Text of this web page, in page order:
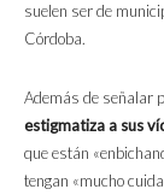
suelen ser de
Córdoba.
Además de señalar
estigmatiza a sus
que están
tengan «mucho